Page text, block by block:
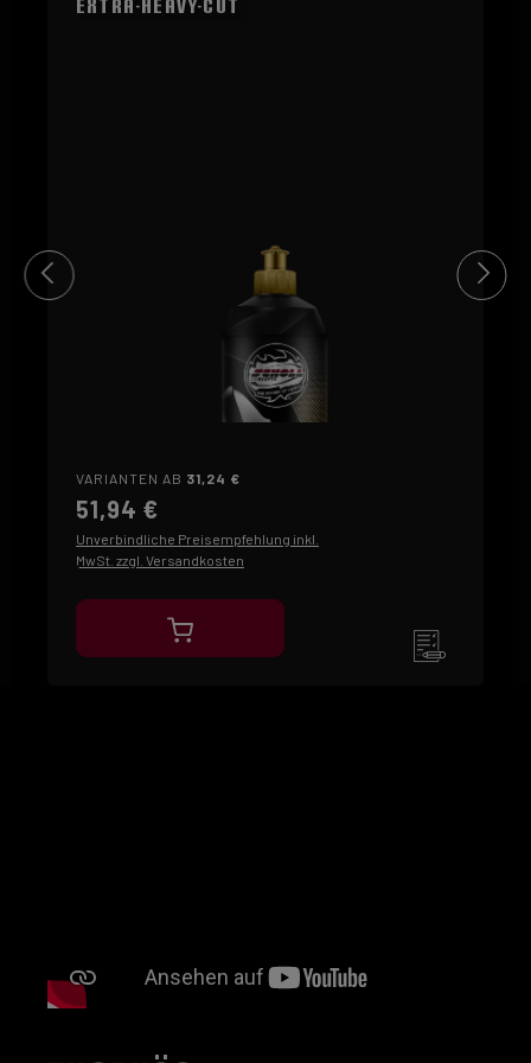
Extra-Heavy-Cut
VARIANTEN AB 31,24 €
51,94 €
Unverbindliche Preisempfehlung inkl.
MwSt. zzgl. Versandkosten